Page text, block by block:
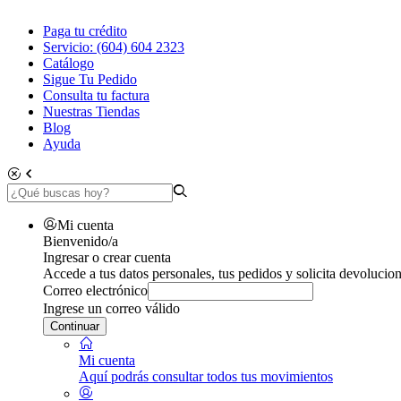
Paga tu crédito
Servicio: (604) 604 2323
Catálogo
Sigue Tu Pedido
Consulta tu factura
Nuestras Tiendas
Blog
Ayuda
Mi cuenta
Bienvenido/a
Ingresar o crear cuenta
Accede a tus datos personales, tus pedidos y solicita
Correo electrónico
Ingrese un correo válido
Continuar
Mi cuenta
Aquí podrás consultar todos tus movimientos